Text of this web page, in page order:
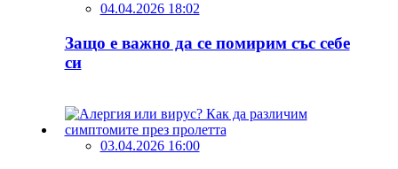
04.04.2026 18:02
Защо е важно да се помирим със себе
си
03.04.2026 16:00